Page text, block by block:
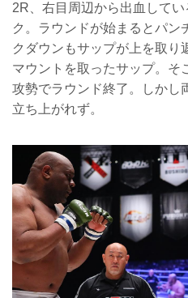
2R、右目周辺から出血して
ク。ラウンドが始まるとパン
クダウンもサップが上を取り
マウントを取ったサップ。そ
攻勢でラウンド終了。しかし
立ち上がれず。